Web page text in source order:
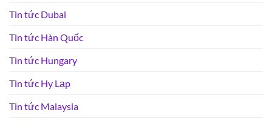
Tin tức Dubai
Tin tức Hàn Quốc
Tin tức Hungary
Tin tức Hy Lạp
Tin tức Malaysia